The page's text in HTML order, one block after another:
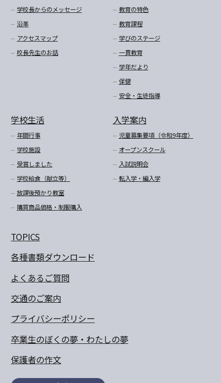
学校長からのメッセージ
沿革
アクセスマップ
校長先生のお話
教育の特色
教育課程
学びのステージ
一貫教育
学年だより
保健
安全・生徒指導
学校生活
年間行事
学校施設
受賞しました
学校給食（献立等）
放課後預かり教室
購買商品価格・制服購入
入学案内
児童募集要項（令和9年度）
オープンスクール
入試説明会
転入学・編入学
TOPICS
各種書類ダウンロード
よくあるご質問
交通のご案内
プライバシーポリシー
卒業生のぼくの夢・わたしの夢
保護者の作文